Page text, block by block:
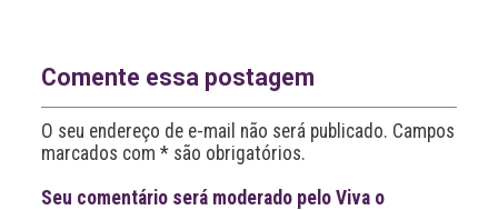
i
v
Comente essa postagem
O seu endereço de e-mail não será publicado. Campos
marcados com * são obrigatórios.
Seu comentário será moderado pelo Viva o